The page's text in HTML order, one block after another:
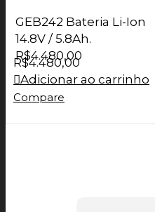
GEB242 Bateria Li-Ion
14.8V / 5.8Ah.
R$4.480,00
R$4.480,00
Adicionar ao carrinho
Compare